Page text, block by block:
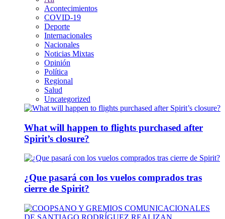
Acontecimientos
COVID-19
Deporte
Internacionales
Nacionales
Noticias Mixtas
Opinión
Política
Regional
Salud
Uncategorized
What will happen to flights purchased after
Spirit’s closure?
¿Que pasará con los vuelos comprados tras
cierre de Spirit?